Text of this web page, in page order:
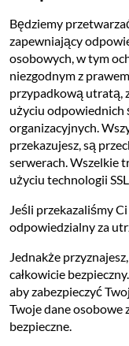
Będziemy
zapewniający
osobowych, w tym
niezgodnym z
przypadkową utratą,
użyciu odpowiednich
organizacyjnych.
przekazujesz, są
serwerach. Wszelkie
użyciu technologii
Jeśli przekazaliśmy Ci
odpowiedzialny za
Jednakże
całkowicie
aby zabezpieczyć
Twoje dane osobowe
bezpieczne.